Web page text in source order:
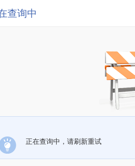
查询中
正在查询中，请刷新重试